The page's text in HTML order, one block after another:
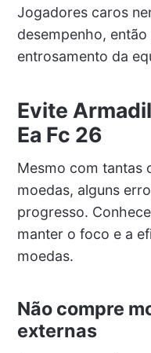
Jogadores caros
desempenho,
entrosamento da
Evite
Ea Fc 26
Mesmo com tantas
moedas, alguns
progresso.
manter o foco e a
moedas.
Não compre
externas